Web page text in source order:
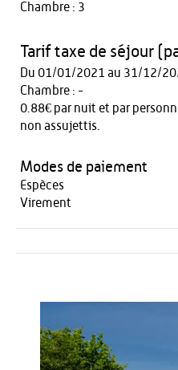
Chambre : 3
Tarif taxe de séjour
Du 01/01/2021 au 31/12/
Chambre : -
0.88€ par nuit et par
non assujettis.
Modes de paiement
Espèces
Virement